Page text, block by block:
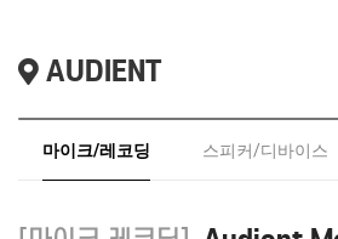
AUDIENT
마이크/레코딩 스피커/디바이스